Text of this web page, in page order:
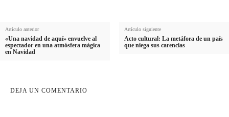
Artículo anterior
«Una navidad de aquí» envuelve al
espectador en una atmósfera mágica
en Navidad
Artículo siguiente
Acto cultural: La metáfora de un país
que niega sus carencias
DEJA UN COMENTARIO